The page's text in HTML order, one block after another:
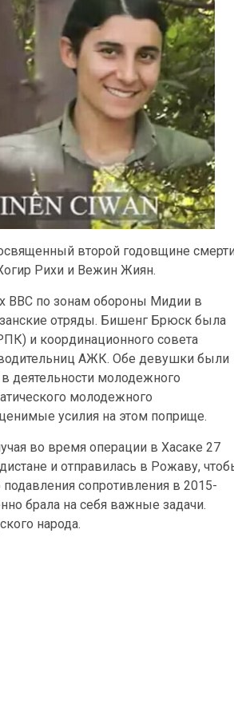
второй годовщине
Рихи и Вежин Жиян.
ВВС по зонам обороны Мидии в
отряды. Бишенг Брюск была
и координационного совета
АЖК. Обе девушки были
деятельности молодежного
молодежного
усилия на этом поприще.
во время операции в Хасаке 27
и отправилась в Рожаву,
сопротивления в 2015-
брала на себя важные задачи.
народа.